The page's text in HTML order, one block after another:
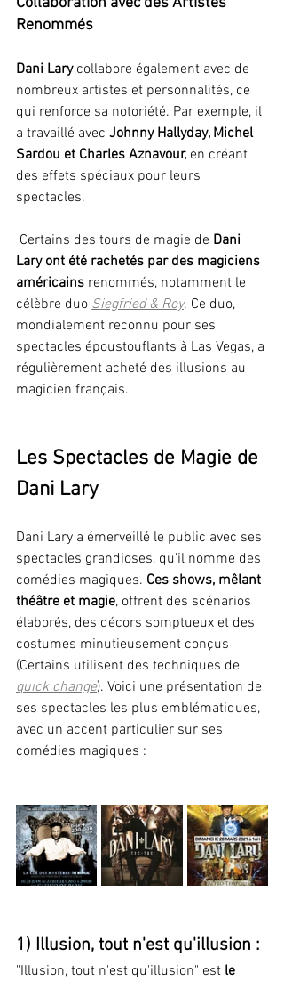
Renommés
Dani Lary collabore également avec de
nombreux artistes et personnalités, ce
qui renforce sa notoriété. Par exemple, il
a travaillé avec Johnny Hallyday, Michel
Sardou et Charles Aznavour, en créant
des effets spéciaux pour leurs
spectacles.
Certains des tours de magie de Dani
Lary ont été rachetés par des magiciens
américains renommés, notamment le
célèbre duo Siegfried & Roy. Ce duo,
mondialement reconnu pour ses
spectacles époustouflants à Las Vegas, a
régulièrement acheté des illusions au
magicien français.
Les Spectacles de Magie de
Dani Lary
Dani Lary a émerveillé le public avec ses
spectacles grandioses, qu'il nomme des
comédies magiques. Ces shows, mêlant
théâtre et magie, offrent des scénarios
élaborés, des décors somptueux et des
costumes minutieusement conçus
(Certains utilisent des techniques de
quick change). Voici une présentation de
ses spectacles les plus emblématiques,
avec un accent particulier sur ses
comédies magiques :
1) Illusion, tout n'est qu'illusion :
"Illusion, tout n'est qu'illusion" est le